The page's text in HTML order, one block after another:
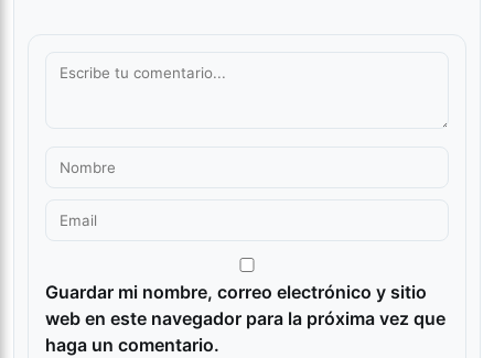
Guardar mi nombre, correo electrónico y sitio
web en este navegador para la próxima vez que
haga un comentario.